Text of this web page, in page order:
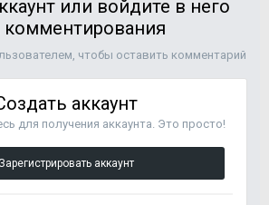
или войдите в него
комментирования
чтобы оставить комментарий
аккаунт
для получения аккаунта. Это просто!
Зарегистрировать аккаунт